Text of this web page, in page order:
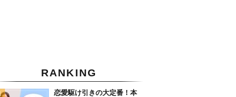
RANKING
恋愛駆け引きの大定番！本